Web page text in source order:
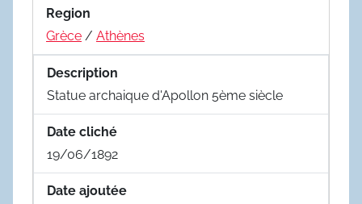
Region
Grèce / Athènes
Description
Statue archaique d'Apollon 5ème siècle
Date cliché
19/06/1892
Date ajoutée